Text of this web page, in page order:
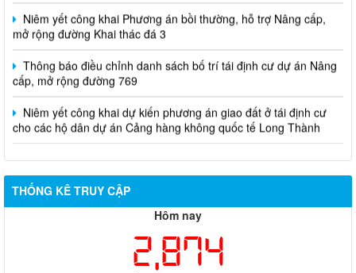
Niêm yết công khai Phương án bồi thường, hỗ trợ Nâng cấp,
mở rộng đường Khai thác đá 3
Thông báo điều chỉnh danh sách bố trí tái định cư dự án Nâng
cấp, mở rộng đường 769
Niêm yết công khai dự kiến phương án giao đất ở tái định cư
cho các hộ dân dự án Cảng hàng không quốc tế Long Thành
THỐNG KÊ TRUY CẬP
Hôm nay
2,874